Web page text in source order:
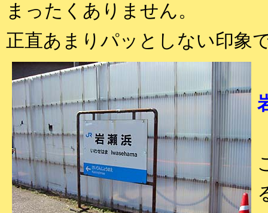
まったくありません。
正直あまりパッとしない印象